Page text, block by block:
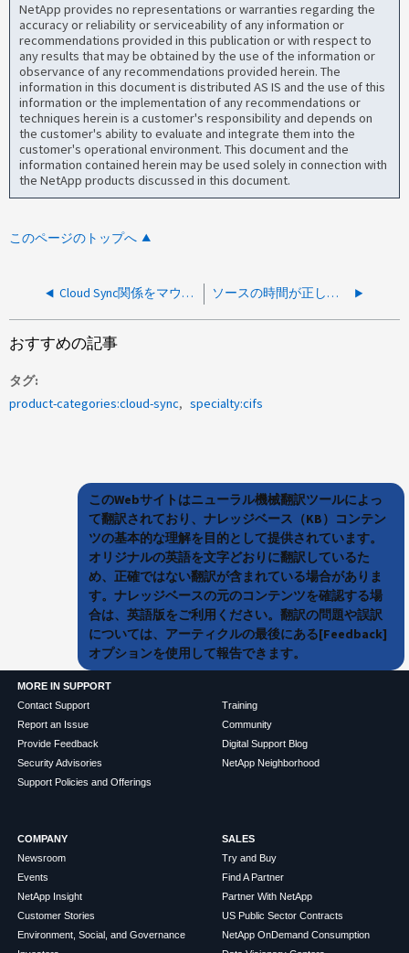
NetApp provides no representations or warranties regarding the
accuracy or reliability or serviceability of any information or
recommendations provided in this publication or with respect to
any results that may be obtained by the use of the information or
observance of any recommendations provided herein. The
information in this document is distributed AS IS and the use of this
information or the implementation of any recommendations or
techniques herein is a customer's responsibility and depends on
the customer's ability to evaluate and integrate them into the
customer's operational environment. This document and the
information contained herein may be used solely in connection with
the NetApp products discussed in this document.
このページのトップへ
Cloud Sync関係をマウントエラーで開始できません（5）：Input/Output error ソースの時間が正しくないためにCloud Syncスキャンが失敗する
おすすめの記事
タグ
product-categories:cloud-sync
specialty:cifs
このWebサイトはニューラル機械翻訳ツールによっ
て翻訳されており、ナレッジベース（KB）コンテン
ツの基本的な理解を目的として提供されています。
オリジナルの英語を文字どおりに翻訳しているた
め、正確ではない翻訳が含まれている場合がありま
す。ナレッジベースの元のコンテンツを確認する場
合は、英語版をご利用ください。翻訳の問題や誤訳
については、アーティクルの最後にある[Feedback]
オプションを使用して報告できます。
MORE IN SUPPORT
Contact Support
Report an Issue
Provide Feedback
Security Advisories
Support Policies and Offerings
Training
Community
Digital Support Blog
NetApp Neighborhood
COMPANY
Newsroom
Events
NetApp Insight
Customer Stories
Environment, Social, and Governance
SALES
Try and Buy
Find A Partner
Partner With NetApp
US Public Sector Contracts
NetApp OnDemand Consumption